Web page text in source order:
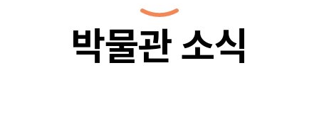
박물관 소식